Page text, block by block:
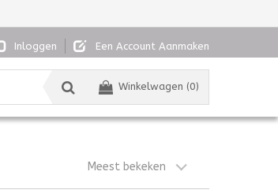
Inloggen Een Account Aanmaken
Winkelwagen (0)
Meest bekeken